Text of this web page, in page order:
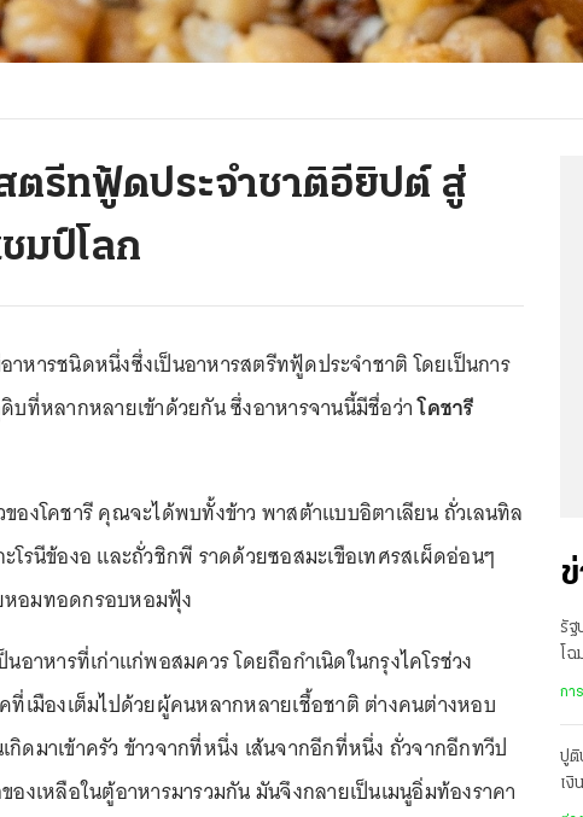
ตรีทฟู้ดประจำชาติอียิปต์ สู่
มป์โลก
าหารชนิดหนึ่งซึ่งเป็นอาหารสตรีทฟู้ดประจำชาติ โดยเป็นการ
ดิบที่หลากหลายเข้าด้วยกัน ซึ่งอาหารจานนี้มีชื่อว่าโคชารี
ของโคชารี คุณจะได้พบทั้งข้าว พาสต้าแบบอิตาเลียน ถั่วเลนทิล
โรนีข้องอ และถั่วชิกพี ราดด้วยซอสมะเขือเทศรสเผ็ดอ่อนๆ
อมทอดกรอบหอมฟุ้ง
นอาหารที่เก่าแก่พอสมควร โดยถือกำเนิดในกรุงไคโรช่วง
ที่เมืองเต็มไปด้วยผู้คนหลากหลายเชื้อชาติ ต่างคนต่างหอบ
ดมาเข้าครัว ข้าวจากที่หนึ่ง เส้นจากอีกที่หนึ่ง ถั่วจากอีกทวีป
องเหลือในตู้อาหารมารวมกัน มันจึงกลายเป็นเมนูอิ่มท้องราคา
รั
โฉ
กา
ปูติ
เ
ร